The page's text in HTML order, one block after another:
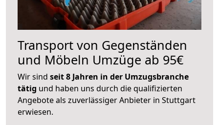
Transport von Gegenständen
und Möbeln Umzüge ab 95€
Wir sind seit 8 Jahren in der Umzugsbranche
tätig und haben uns durch die qualifizierten
Angebote als zuverlässiger Anbieter in Stuttgart
erwiesen.